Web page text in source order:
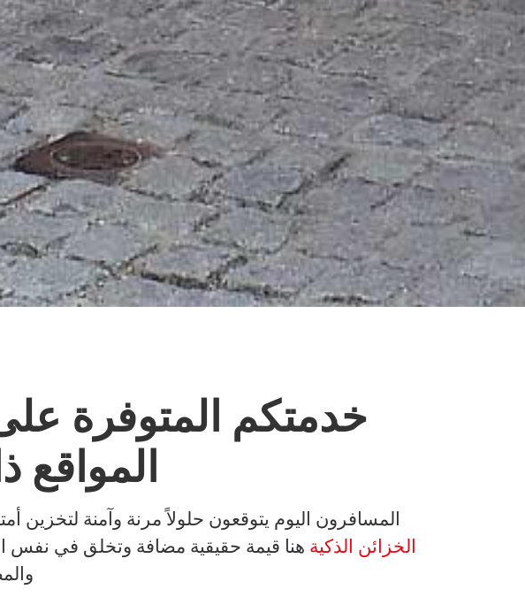
خدمتكم المتوفرة
المواقع
المسافرون اليوم يتوقعون حلولاً مرنة وآمنة لتخزين
الخزائن الذكية هنا قيمة حقيقية مضافة وتخلق في نفس